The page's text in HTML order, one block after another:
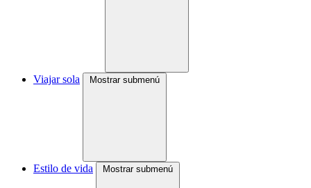
Viajar sola Mostrar submenú
Estilo de vida Mostrar submenú